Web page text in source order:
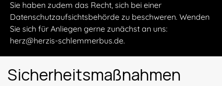
Sie haben zudem das Recht, sich bei einer
Datenschutzaufsichtsbehörde zu beschweren. Wenden
Sie sich für Anliegen gerne zunächst an uns:
herz@herzis-schlemmerbus.de.
Sicherheitsmaßnahmen